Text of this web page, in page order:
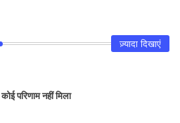
ज़्यादा दिखाएं
कोई परिणाम नहीं मिला